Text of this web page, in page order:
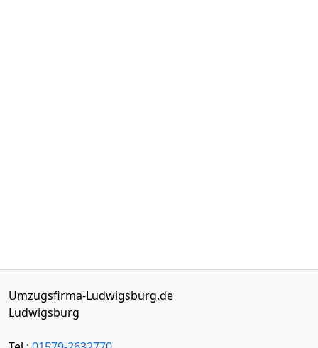
Umzugsfirma-Ludwigsburg.de
Ludwigsburg